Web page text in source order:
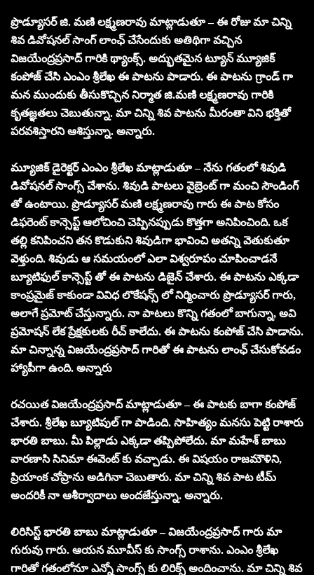
ప్రొడ్యూసర్ జి. మణి లక్ష్మణరావు మాట్లాడుతూ – ఈ రోజు మా చిన్ని
శివ డివోషనల్ సాంగ్ లాంఛ్ చేసేందుకు అతిథిగా వచ్చిన
విజయేంద్రప్రసాద్ గారికి థ్యాంక్స్. అద్భుతమైన ట్యూన్ మ్యూజిక్
కంపోజ్ చేసి ఎంఎం శ్రీలేఖ ఈ పాటను పాడారు. ఈ పాటను గ్రాండ్ గా
మన ముందుకు తీసుకొచ్చిన నిర్మాత జి.మణి లక్ష్మణరావు గారికి
కృతజ్ఞతలు చెబుతున్నా. మా చిన్ని శివ పాటను మీరంతా విని భక్తితో
పరవశిస్తారని ఆశిస్తున్నా. అన్నారు.
మ్యూజిక్ డైరెక్టర్ ఎంఎం శ్రీలేఖ మాట్లాడుతూ – నేను గతంలో శివుడి
డివోషనల్ సాంగ్స్ చేశాను. శివుడి పాటలు వైబ్రెంట్ గా మంచి సౌండింగ్
తో ఉంటాయి. ప్రొడ్యూసర్ మణి లక్ష్మణరావు గారు ఈ పాట కోసం
డిఫరెంట్ కాన్సెప్ట్ ఆలోచించి చెప్పినప్పుడు కొత్తగా అనిపించింది. ఒక
తల్లి కనిపించని తన కొడుకుని శివుడిగా భావించి అతన్ని వెతుకుతూ
వెళ్తుంది. శివుడు ఆ సమయంలో ఎలా విశ్వరూపం చూపించాడనే
బ్యూటిఫుల్ కాన్సెప్ట్ తో ఈ పాటను డిజైన్ చేశారు. ఈ పాటను ఎక్కడా
కాంప్రమైజ్ కాకుండా వివిధ లొకేషన్స్ లో నిర్మించారు ప్రొడ్యూసర్ గారు,
అలాగే ప్రమోట్ చేస్తున్నారు. నా పాటలు కొన్ని గతంలో బాగున్నా, అవి
ప్రమోషన్ లేక ప్రేక్షకులకు రీచ్ కాలేదు. ఈ పాటను కంపోజ్ చేసి పాడాను.
మా చిన్నాన్న విజయేంద్రప్రసాద్ గారితో ఈ పాటను లాంఛ్ చేసుకోవడం
హ్యాపీగా ఉంది. అన్నారు
రచయిత విజయేంద్రప్రసాద్ మాట్లాడుతూ – ఈ పాటకు బాగా కంపోజ్
చేశారు. శ్రీలేఖ బ్యూటిపుల్ గా పాడింది. సాహిత్యం మనసు పెట్టి రాశారు
భారతి బాబు. మీ పిల్లాడు ఎక్కడా తప్పిపోలేదు. మా మహేశ్ బాబు
వారణాసి సినిమా ఈవెంట్ కు వచ్చాడు. ఈ విషయం రాజమౌళిని,
ప్రియాంక చోప్రాను అడిగినా చెబుతారు. మా చిన్ని శివ పాట టీమ్
అందరికీ నా ఆశీర్వాదాలు అందజేస్తున్నా. అన్నారు.
లిరిసిస్ట్ భారతి బాబు మాట్లాడుతూ – విజయేంద్రప్రసాద్ గారు మా
గురువు గారు. ఆయన మూవీస్ కు సాంగ్స్ రాశాను. ఎంఎం శ్రీలేఖ
గారితో గతంలోనూ ఎన్నో సాంగ్స్ కు లిరిక్స్ అందించాను. మా చిన్ని శివ